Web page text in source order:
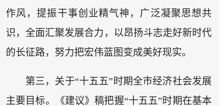
作风，提振干事创业精气神，广泛凝聚思想共
识，全面汇聚发展合力，以昂扬斗志走好新时代
的长征路，努力把宏伟蓝图变成美好现实。
第三，关于“十五五”时期全市经济社会发展
主要目标。《建议》稿把握“十五五”时期在基本